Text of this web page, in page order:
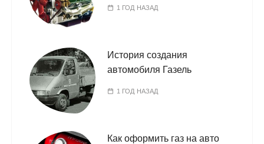
1 ГОД НАЗАД
История создания
автомобиля Газель
1 ГОД НАЗАД
Как оформить газ на авто